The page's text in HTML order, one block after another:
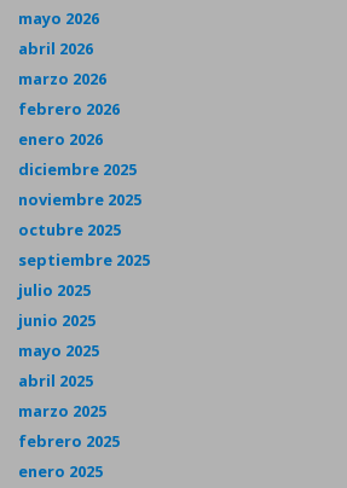
mayo 2026
abril 2026
marzo 2026
febrero 2026
enero 2026
diciembre 2025
noviembre 2025
octubre 2025
septiembre 2025
julio 2025
junio 2025
mayo 2025
abril 2025
marzo 2025
febrero 2025
enero 2025